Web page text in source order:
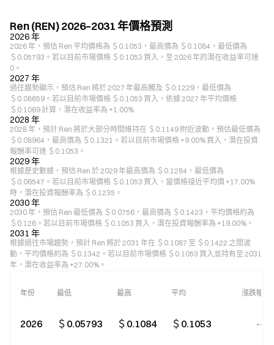
Ren (REN) 2026–2031 年價格預測
2026 年
2026 年，預估 Ren 平均價格為 ＄0.1053，最高價為 ＄0.1084，最低價為
＄0.05793。若以目前市場價格 ＄0.1053 買入，至 2026 年的潛在收益率可達
0。
2027 年
過往趨勢顯示，預估 Ren 將於 2027 年最高觸及 ＄0.1229，最低價為
＄0.08659。若以目前市場價格 ＄0.1053 買入，依據 2027 年平均價格
＄0.1069 計算，潛在收益率為 +1.00%
2028 年
2028 年，預計 Ren 將於大部分時間維持在 ＄0.1149 附近波動，預估最低價為
＄0.08964，最高價為 ＄0.1321。若以目前市場價格 +9.00% 買入，潛在投資
報酬率可達 ＄0.1053。
2029 年
根據歷史數據，預估 Ren 於 2029 年最高價為 ＄0.1284，最低價為
＄0.06547。若以目前市場價格 ＄0.1053 買入，當價格接近平均價 +17.00%
時，潛在投資報酬率為 ＄0.1235。
2030 年
2030 年，預估 Ren 最低價為 ＄0.0756，最高價為 ＄0.1423，平均價格約為
＄0.126。若以目前市場價格 ＄0.1053 買入，潛在投資報酬率為 +19.00%。
2031 年
根據過往市場趨勢，預計 Ren 將於 2031 年在 ＄0.1087 至 ＄0.1422 之間波
動，平均價格約為 ＄0.1342。若以目前市場價格 ＄0.1053 買入並持有至 2031
年，潛在收益率為 +27.00%。
年份 最低 最高 平均 漲跌幅
2026 ＄0.05793 ＄0.1084 ＄0.1053 --